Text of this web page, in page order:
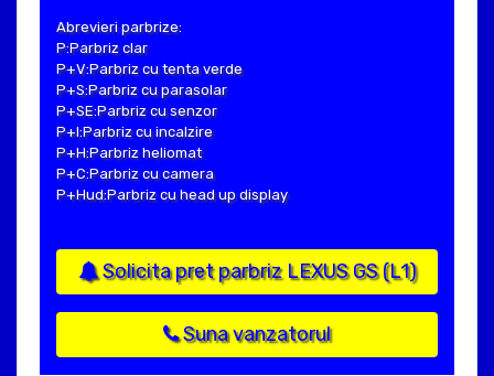
Abrevieri parbrize:
P:Parbriz clar
P+V:Parbriz cu tenta verde
P+S:Parbriz cu parasolar
P+SE:Parbriz cu senzor
P+I:Parbriz cu incalzire
P+H:Parbriz heliomat
P+C:Parbriz cu camera
P+Hud:Parbriz cu head up display
Solicita pret parbriz LEXUS GS (L1)
Suna vanzatorul